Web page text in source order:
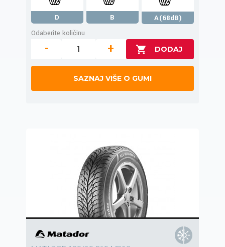
D B
A(68dB)
Odaberite količinu
- +
SAZNAJ VIŠE O GUMI